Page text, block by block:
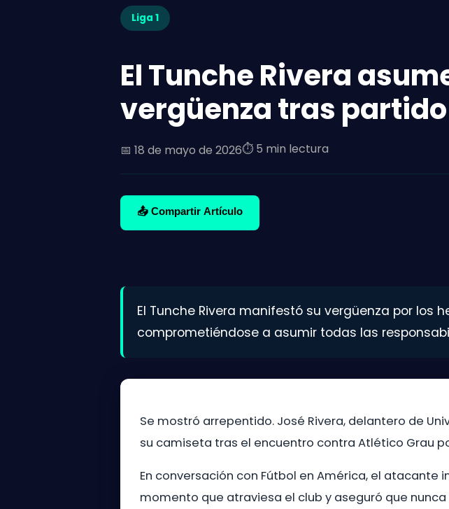
Liga 1
El Tunche Rivera
vergüenza tras
📅 18 de mayo de 2026⏱️ 5 min lectura
📤 Compartir Artículo
El Tunche Rivera manifestó su vergüenza por los
comprometiéndose a asumir todas las
Se mostró arrepentido. José Rivera, delantero de
su camiseta tras el encuentro contra Atlético Grau
En conversación con Fútbol en América, el
momento que atraviesa el club y aseguró que